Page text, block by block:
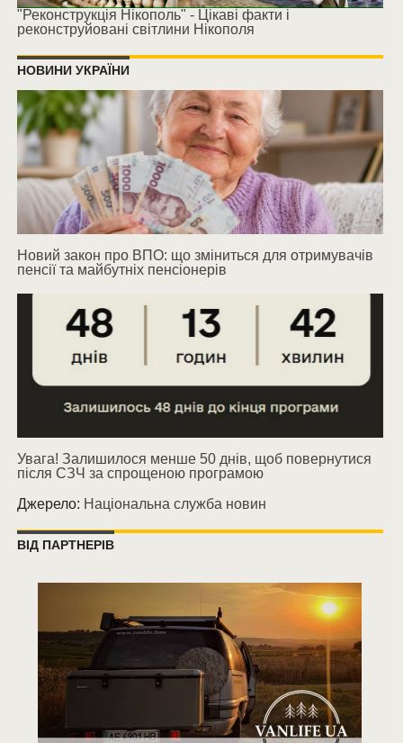
"Реконструкція Нікополь" - Цікаві факти і
реконструйовані світлини Нікополя
НОВИНИ УКРАЇНИ
Новий закон про ВПО: що зміниться для отримувачів
пенсії та майбутніх пенсіонерів
Увага! Залишилося менше 50 днів, щоб повернутися
після СЗЧ за спрощеною програмою
Джерело: Національна служба новин
ВІД ПАРТНЕРІВ